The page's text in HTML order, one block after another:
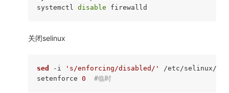
systemctl disable
关闭selinux
sed -i 's/enforcing/disabled/'
/etc/selinux/
setenforce 0 #临时